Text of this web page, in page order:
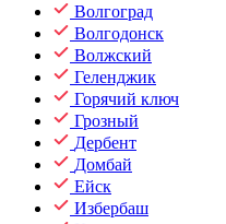
Волгоград
Волгодонск
Волжский
Геленджик
Горячий ключ
Грозный
Дербент
Домбай
Ейск
Избербаш